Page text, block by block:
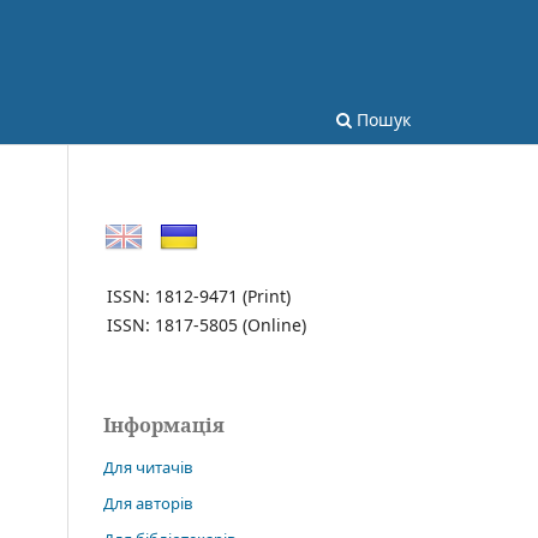
Пошук
ISSN: 1812-9471 (Print)
ISSN: 1817-5805 (Online)
Інформація
Для читачів
Для авторів